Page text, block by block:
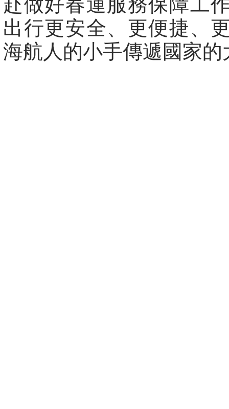
出行更安全、更便捷、
海航人的小手傳遞國家的